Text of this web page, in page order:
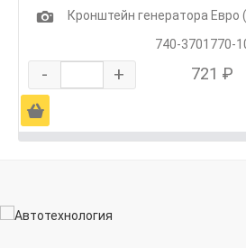
1
Кронштейн генератора Евро
740-3701770-
- + 721 ₽
Ä